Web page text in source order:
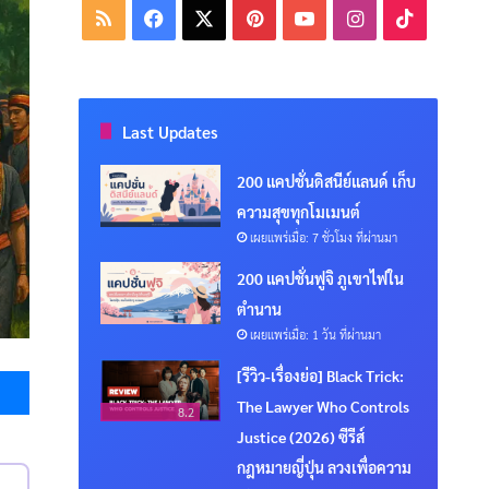
Messenger
RSS Facebook PinterestYouTubeInstagram
Last Updates
200 แคปชั่นดิสนีย์แลนด์ เก็บ
ความสุขทุกโมเมนต์
เผยแพร่เมื่อ: 7 ชั่วโมง ที่ผ่านมา
200 แคปชั่นฟูจิ ภูเขาไฟใน
ตำนาน
เผยแพร่เมื่อ: 1 วัน ที่ผ่านมา
8.2
[รีวิว-เรื่องย่อ] Black Trick:
The Lawyer Who Controls
Justice (2026) ซีรีส์
กฎหมายญี่ปุ่น ลวงเพื่อความ